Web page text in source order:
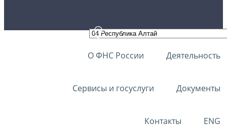
О ФНС России Деятельность
Сервисы и госуслуги Документы
Контакты ENG